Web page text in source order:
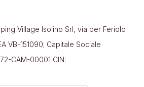
Village Isolino Srl, via per Feriolo
VB-151090; Capitale Sociale
CAM-00001 CIN: